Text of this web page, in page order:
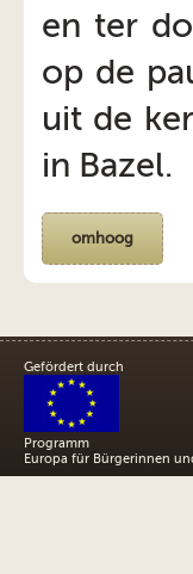
en ter
op de
uit de
in Bazel.
omhoog
Gefördert durch
Programm
Europa für Bürgerinnen